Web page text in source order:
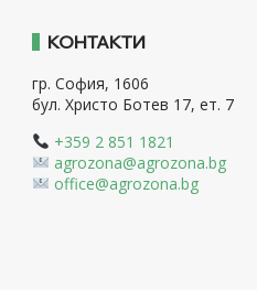
КОНТАКТИ
гр. София, 1606
бул. Христо Ботев 17, ет. 7
+359 2 851 1821
agrozona@agrozona.bg
office@agrozona.bg